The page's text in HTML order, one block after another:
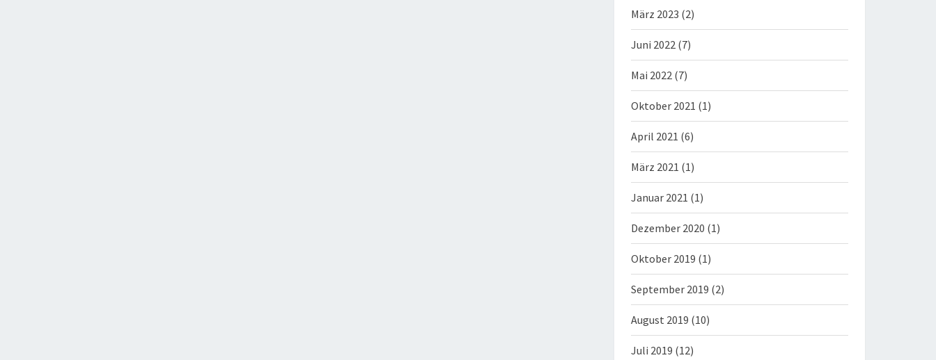
März 2023 (2)
Juni 2022 (7)
Mai 2022 (7)
Oktober 2021 (1)
April 2021 (6)
März 2021 (1)
Januar 2021 (1)
Dezember 2020 (1)
Oktober 2019 (1)
September 2019 (2)
August 2019 (10)
Juli 2019 (12)